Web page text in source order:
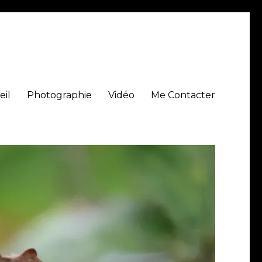
Photographie Vidéo Me Contacter